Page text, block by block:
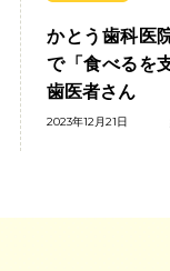
かとう歯科医
で「食べるを
歯医者さん
2023年12月21日